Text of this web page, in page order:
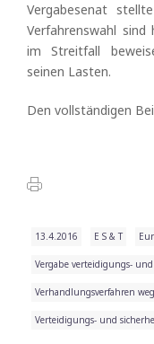
Vergabesenat
Verfahrenswahl
im Streitfall
seinen Lasten.
Den vollständigen
13.4.2016 E S & T
Vergabe verteidigungs-
Verhandlungsverfahren
Verteidigungs- und